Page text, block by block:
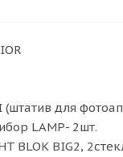
(штатив для
LAMP- 2шт.
BLOK BIG2,